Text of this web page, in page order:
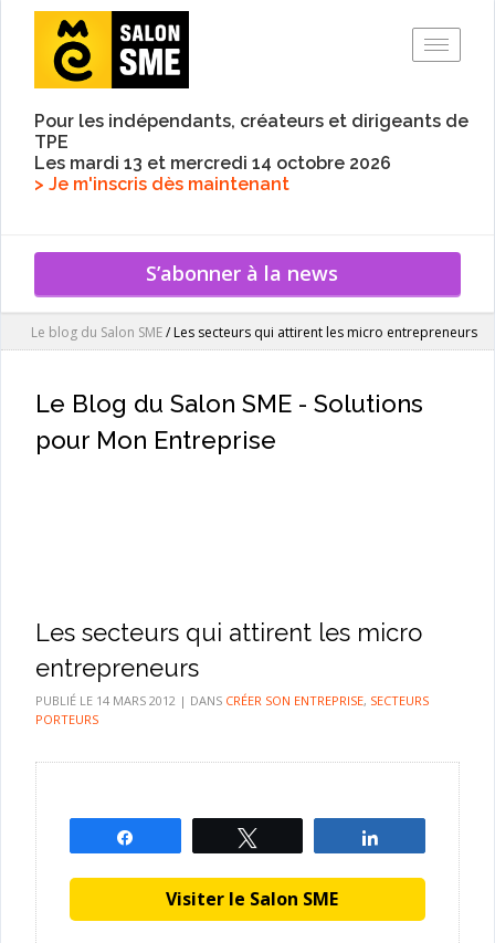
Pour les indépendants, créateurs et dirigeants de
TPE
Les mardi 13 et mercredi 14 octobre 2026
> Je m'inscris dès maintenant
S’abonner à la news
Le blog du Salon SME/Les secteurs qui attirent les micro entrepreneurs
Le Blog du Salon SME - Solutions
pour Mon Entreprise
Les secteurs qui attirent les micro
entrepreneurs
PUBLIÉ LE 14 MARS 2012| DANS CRÉER SON ENTREPRISE, SECTEURS
PORTEURS
Visiter le Salon SME